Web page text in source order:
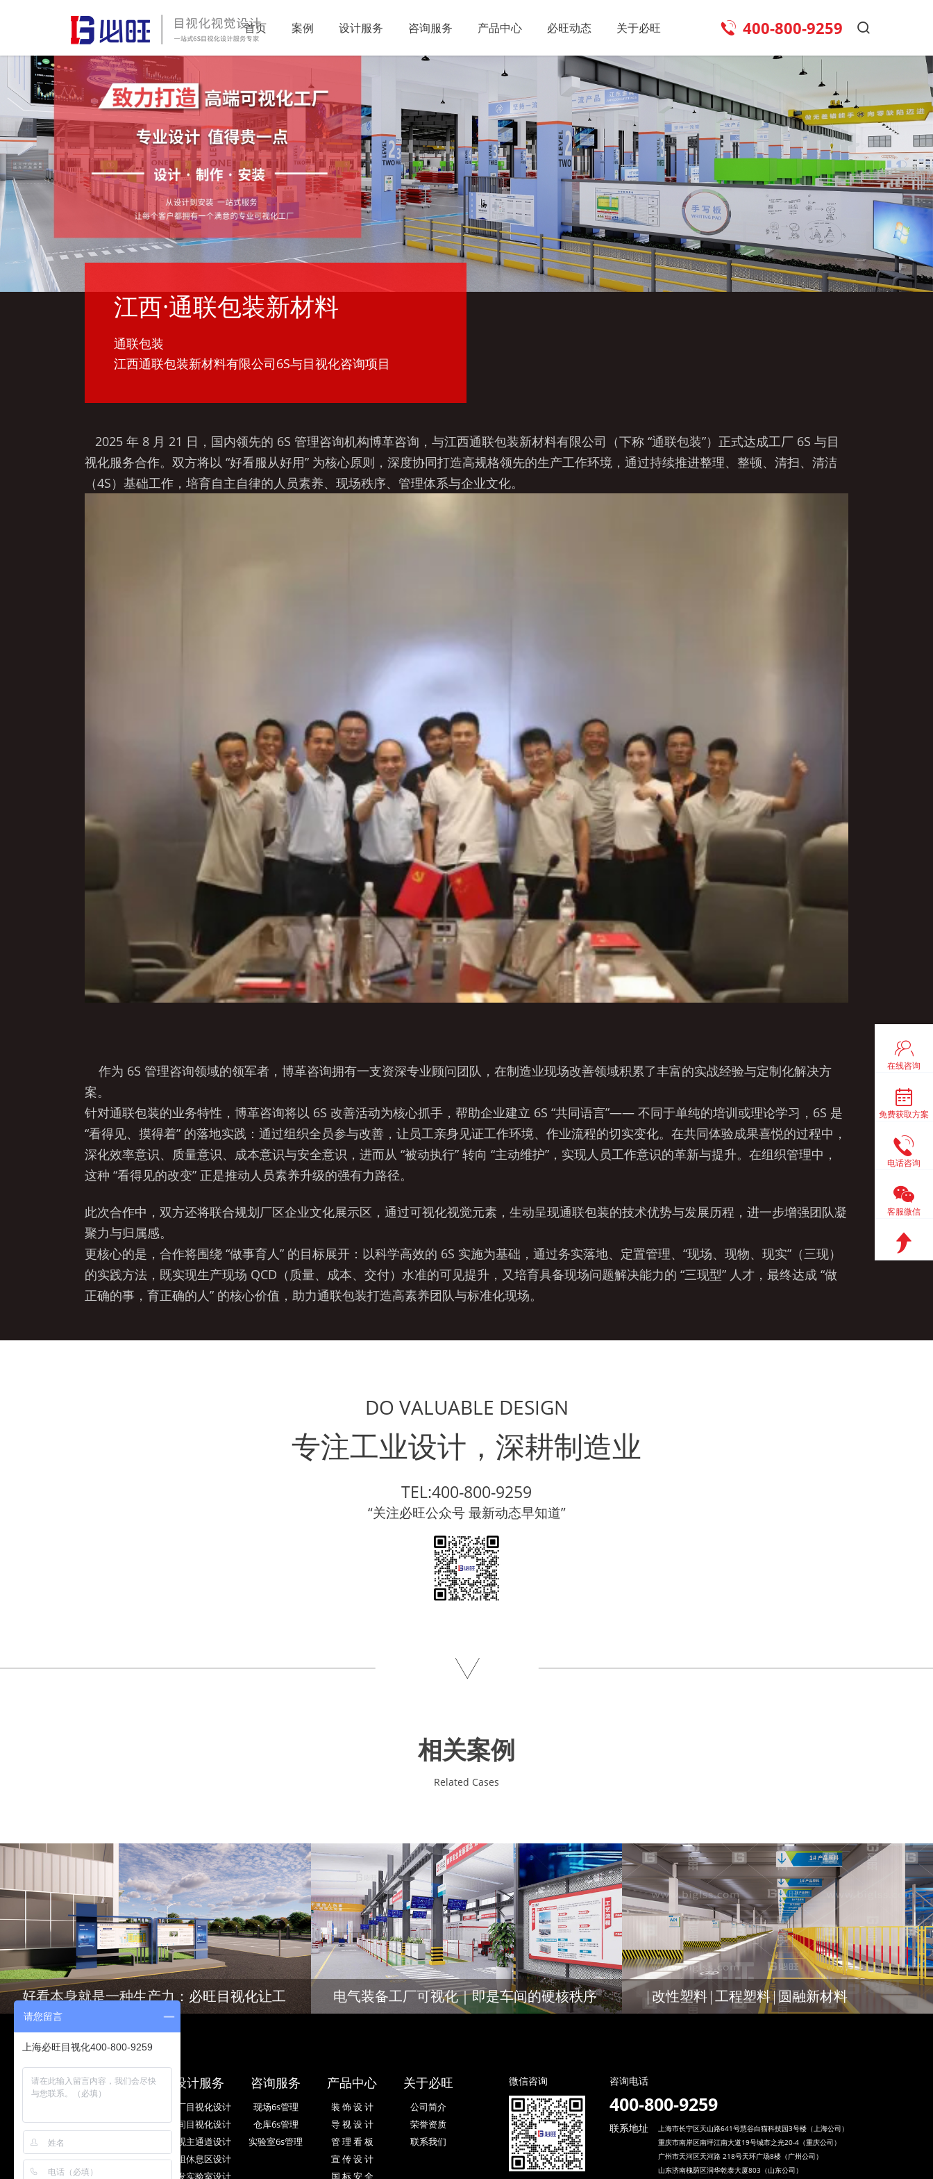
首页 案例 设计服务 咨询服务 产品中心 必旺动态 关于必旺 400-800-9259
江西·通联包装新材料
通联包装
江西通联包装新材料有限公司6S与目视化咨询项目
2025 年 8 月 21 日，国内领先的 6S 管理咨询机构博革咨询，与江西通联包装新材料有限公司（下称 “通联包装”）正式达成工厂 6S 与目
视化服务合作。双方将以 “好看服从好用” 为核心原则，深度协同打造高规格领先的生产工作环境，通过持续推进整理、整顿、清扫、清洁
（4S）基础工作，培育自主自律的人员素养、现场秩序、管理体系与企业文化。
作为 6S 管理咨询领域的领军者，博革咨询拥有一支资深专业顾问团队，在制造业现场改善领域积累了丰富的实战经验与定制化解决方
案。
针对通联包装的业务特性，博革咨询将以 6S 改善活动为核心抓手，帮助企业建立 6S “共同语言”—— 不同于单纯的培训或理论学习，6S 是
“看得见、摸得着” 的落地实践：通过组织全员参与改善，让员工亲身见证工作环境、作业流程的切实变化。在共同体验成果喜悦的过程中，
深化效率意识、质量意识、成本意识与安全意识，进而从 “被动执行” 转向 “主动维护”，实现人员工作意识的革新与提升。在组织管理中，
这种 “看得见的改变” 正是推动人员素养升级的强有力路径。
此次合作中，双方还将联合规划厂区企业文化展示区，通过可视化视觉元素，生动呈现通联包装的技术优势与发展历程，进一步增强团队凝
聚力与归属感。
更核心的是，合作将围绕 “做事育人” 的目标展开：以科学高效的 6S 实施为基础，通过务实落地、定置管理、“现场、现物、现实”（三现）
的实践方法，既实现生产现场 QCD（质量、成本、交付）水准的可见提升，又培育具备现场问题解决能力的 “三现型” 人才，最终达成 “做
正确的事，育正确的人” 的核心价值，助力通联包装打造高素养团队与标准化现场。
DO VALUABLE DESIGN
专注工业设计，深耕制造业
TEL:400-800-9259
“关注必旺公众号 最新动态早知道”
相关案例
Related Cases
好看本身就是一种生产力：必旺目视化让工
厂的每个角落都透着专业与信赖
电气装备工厂可视化｜即是车间的硬核秩序
|改性塑料|工程塑料|圆融新材料
案例
精品汇总
布局案例
设计服务
工厂目视化设计
车间目视化设计
参观主通道设计
班组休息区设计
研发实验室设计
咨询服务
现场6s管理
仓库6s管理
实验室6s管理
产品中心
装 饰 设 计
导 视 设 计
管 理 看 板
宣 传 设 计
国 标 安 全
关于必旺
公司简介
荣誉资质
联系我们
微信咨询 咨询电话
400-800-9259
联系地址
上海市长宁区天山路641号慧谷白猫科技园3号楼（上海公司）
重庆市南岸区南坪江南大道19号城市之光20-4（重庆公司）
广州市天河区天河路 218号天环广场8楼（广州公司）
山东济南槐荫区润华乾泰大厦803（山东公司）
在线咨询
免费获取方案
电话咨询
客服微信
请您留言
上海必旺目视化400-800-9259